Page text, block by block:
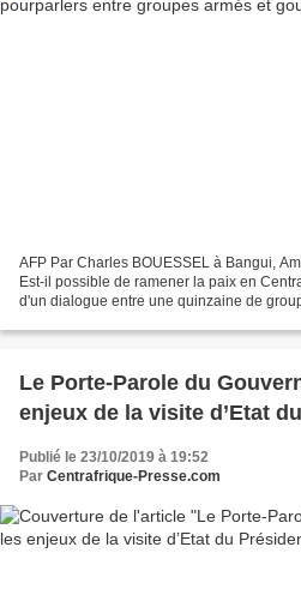
AFP Par Charles BOUESSEL à Bangui,
Est-il possible de ramener la paix en
d'un dialogue entre une quinzaine de
Le Porte-Parole du
enjeux de la visite d’Etat
Publié le 23/10/2019 à 19:52
Par Centrafrique-Presse.com